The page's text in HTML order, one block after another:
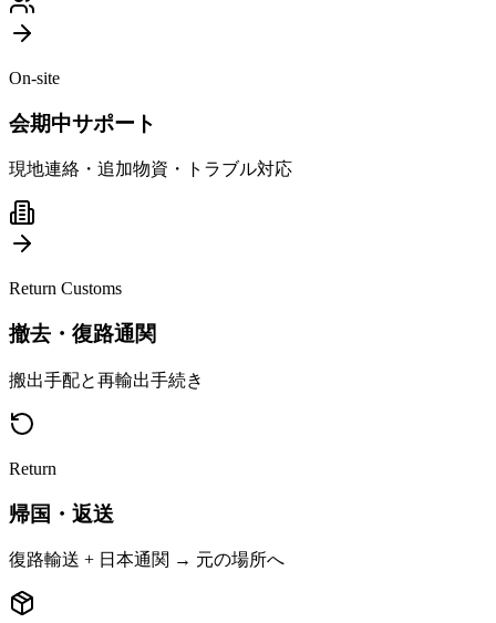
On-site
会期中サポート
現地連絡・追加物資・トラブル対応
Return Customs
撤去・復路通関
搬出手配と再輸出手続き
Return
帰国・返送
復路輸送 + 日本通関 → 元の場所へ